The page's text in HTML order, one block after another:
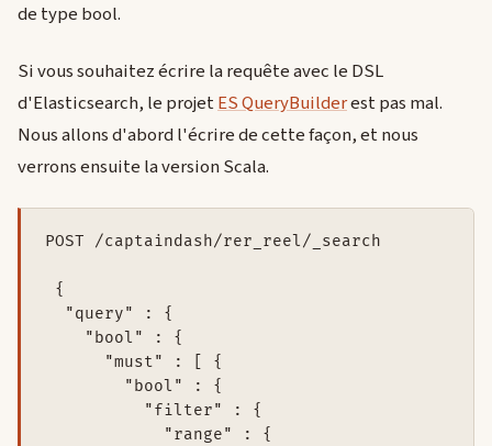
de type bool.
Si vous souhaitez écrire la requête avec le DSL
d'Elasticsearch, le projetES QueryBuilderest pas mal.
Nous allons d'abord l'écrire de cette façon, et nous
verrons ensuite la version Scala.
POST /captaindash/rer_reel/_search
{
  "query" : {
    "bool" : {
      "must" : [ {
        "bool" : {
          "filter" : {
            "range" : {